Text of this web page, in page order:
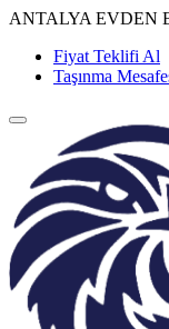
ANTALYA EVDEN
Fiyat Teklifi Al
Taşınma